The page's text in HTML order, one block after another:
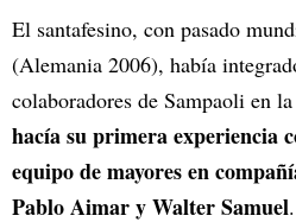
El santafesino, con pasado
(Alemania 2006), había
colaboradores de Sampaoli en
hacía su primera experiencia
equipo de mayores en
Pablo Aimar y Walter Samuel.